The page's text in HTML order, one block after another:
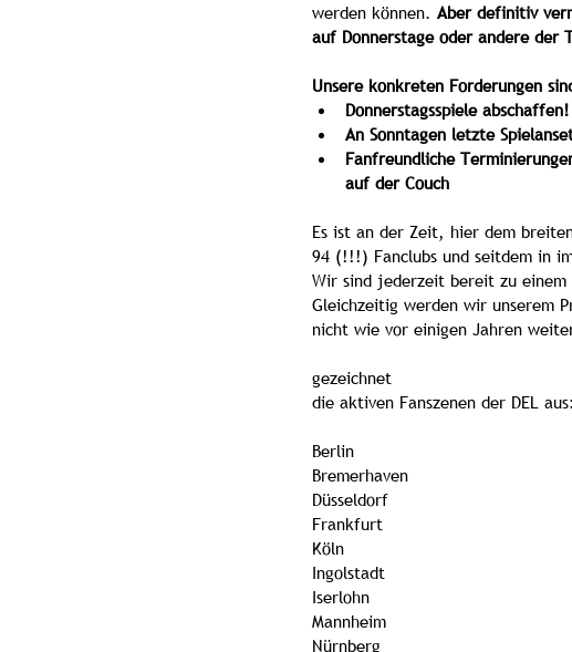
werden können. Aber definitiv
auf Donnerstage oder andere der
Unsere konkreten Forderungen
Donnerstagsspiele abschaffen!
An Sonntagen letzte
Fanfreundliche
auf der Couch
Es ist an der Zeit, hier dem
94 (!!!) Fanclubs und seitdem in
Wir sind jederzeit bereit zu
Gleichzeitig werden wir unserem
nicht wie vor einigen Jahren
gezeichnet
die aktiven Fanszenen der DEL aus:
Berlin
Bremerhaven
Düsseldorf
Frankfurt
Köln
Ingolstadt
Iserlohn
Mannheim
Nürnberg